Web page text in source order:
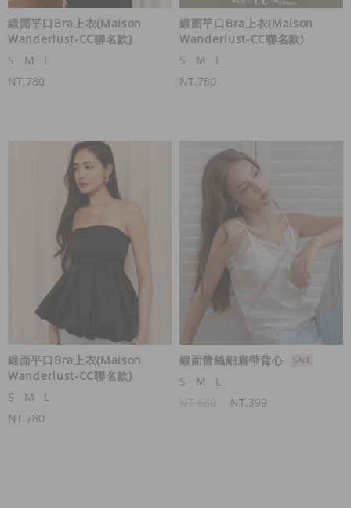
緞面平口Bra上衣(Maison
Wanderlust-CC聯名款)
S
M
L
NT.780
緞面平口Bra上衣(Maison
Wanderlust-CC聯名款)
S
M
L
NT.780
緞面平口Bra上衣(Maison
Wanderlust-CC聯名款)
S
M
L
NT.780
緞面蕾絲細肩帶背心
S
M
L
NT.399